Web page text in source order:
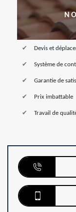
Devis et
Système de
Garantie de
Prix imbattable
Travail de